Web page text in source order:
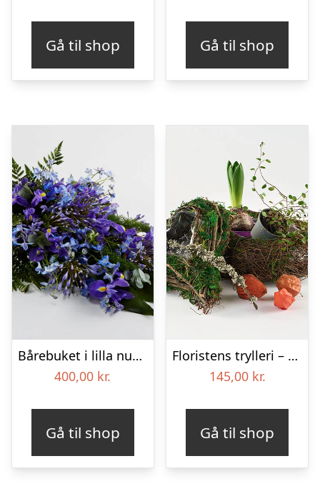
Gå til shop Gå til shop
Bårebuket i lilla nuancer – Blomster til begravelse
400,00 kr.
Gå til shop
Floristens trylleri – gravpynt – Blomster til begravelse
145,00 kr.
Gå til shop